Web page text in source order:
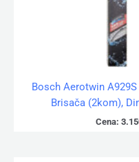
Bosch Aerotwin
Brisača (2kom),
Cena: